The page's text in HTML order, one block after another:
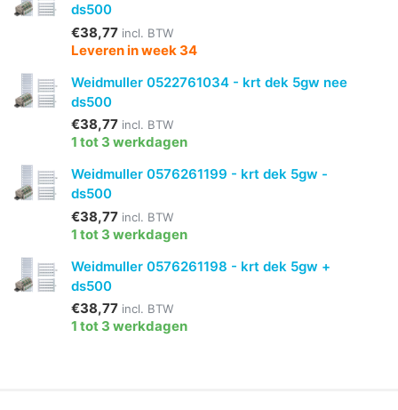
ds500
€38,77 incl. BTW
Leveren in week 34
Weidmuller 0522761034 - krt dek 5gw nee
ds500
€38,77 incl. BTW
1 tot 3 werkdagen
Weidmuller 0576261199 - krt dek 5gw -
ds500
€38,77 incl. BTW
1 tot 3 werkdagen
Weidmuller 0576261198 - krt dek 5gw +
ds500
€38,77 incl. BTW
1 tot 3 werkdagen